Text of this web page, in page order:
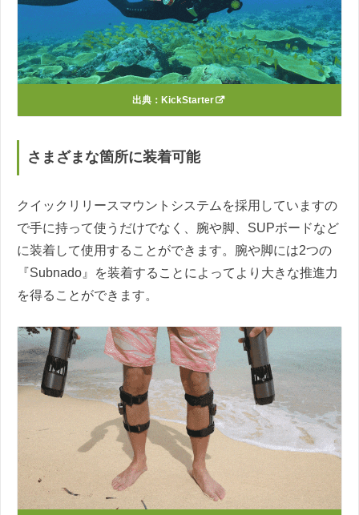
出典： KickStarter
さまざまな箇所に装着可能
クイックリリースマウントシステムを採用していますの
で手に持って使うだけでなく、腕や脚、SUPボードなど
に装着して使用することができます。腕や脚には2つの
『Subnado』を装着することによってより大きな推進力
を得ることができます。